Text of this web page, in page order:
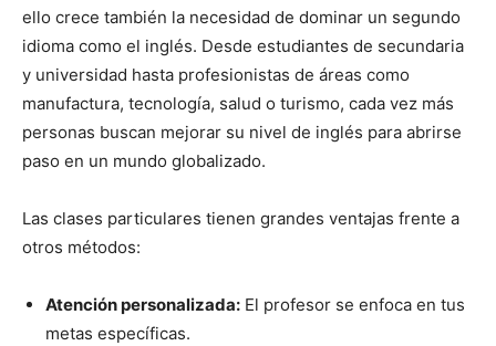
ello crece también la necesidad de dominar un segundo
idioma como el inglés. Desde estudiantes de secundaria
y universidad hasta profesionistas de áreas como
manufactura, tecnología, salud o turismo, cada vez más
personas buscan mejorar su nivel de inglés para abrirse
paso en un mundo globalizado.
Las clases particulares tienen grandes ventajas frente a
otros métodos:
Atención personalizada: El profesor se enfoca en tus
metas específicas.